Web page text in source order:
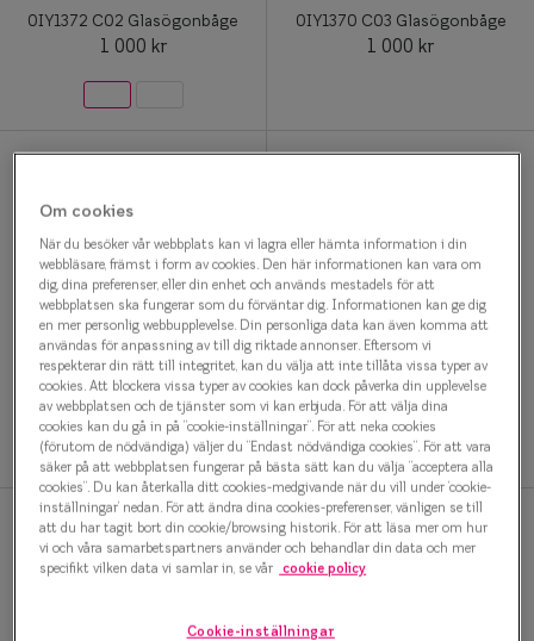
0IY1372 C02 Glasögonbåge
1 000 kr
0IY1370 C03 Glasögonbåge
1 000 kr
Vintage Flair
0IY1369 C02 Glasögonbåge
1 000 kr
Vintage Flair
0IY1367 C02 Glasögonbåge
1 000 kr
Om cookies
När du besöker vår webbplats kan vi lagra eller hämta information i din
webbläsare, främst i form av cookies. Den här informationen kan vara om
dig, dina preferenser, eller din enhet och används mestadels för att
webbplatsen ska fungerar som du förväntar dig. Informationen kan ge dig
en mer personlig webbupplevelse. Din personliga data kan även komma att
användas för anpassning av till dig riktade annonser. Eftersom vi
respekterar din rätt till integritet, kan du välja att inte tillåta vissa typer av
cookies. Att blockera vissa typer av cookies kan dock påverka din upplevelse
av webbplatsen och de tjänster som vi kan erbjuda. För att välja dina
cookies kan du gå in på ”cookie-inställningar”. För att neka cookies
(förutom de nödvändiga) väljer du ”Endast nödvändiga cookies”. För att vara
säker på att webbplatsen fungerar på bästa sätt kan du välja ”acceptera alla
cookies”. Du kan återkalla ditt cookies-medgivande när du vill under ’cookie-
inställningar’ nedan. För att ändra dina cookies-preferenser, vänligen se till
att du har tagit bort din cookie/browsing historik. För att läsa mer om hur
vi och våra samarbetspartners använder och behandlar din data och mer
specifikt vilken data vi samlar in, se vår cookie policy
Cookie-inställningar